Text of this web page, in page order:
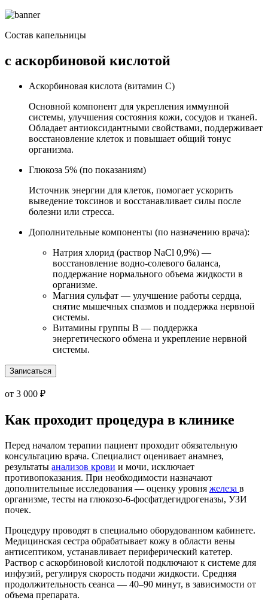
Состав капельницы
с аскорбиновой кислотой
Аскорбиновая кислота (витамин C)
Основной компонент для укрепления иммунной
системы, улучшения состояния кожи, сосудов и тканей.
Обладает антиоксидантными свойствами, поддерживает
восстановление клеток и повышает общий тонус
организма.
Глюкоза 5% (по показаниям)
Источник энергии для клеток, помогает ускорить
выведение токсинов и восстанавливает силы после
болезни или стресса.
Дополнительные компоненты (по назначению врача):
Натрия хлорид (раствор NaCl 0,9%) —
восстановление водно-солевого баланса,
поддержание нормального объема жидкости в
организме.
Магния сульфат — улучшение работы сердца,
снятие мышечных спазмов и поддержка нервной
системы.
Витамины группы B — поддержка
энергетического обмена и укрепление нервной
системы.
Записаться
от 3 000 ₽
Как проходит процедура в клинике
Перед началом терапии пациент проходит обязательную
консультацию врача. Специалист оценивает анамнез,
результаты анализов крови и мочи, исключает
противопоказания. При необходимости назначают
дополнительные исследования — оценку уровня железа в
организме, тесты на глюкозо-6-фосфатдегидрогеназы, УЗИ
почек.
Процедуру проводят в специально оборудованном кабинете.
Медицинская сестра обрабатывает кожу в области вены
антисептиком, устанавливает периферический катетер.
Раствор с аскорбиновой кислотой подключают к системе для
инфузий, регулируя скорость подачи жидкости. Средняя
продолжительность сеанса — 40–90 минут, в зависимости от
объема препарата.